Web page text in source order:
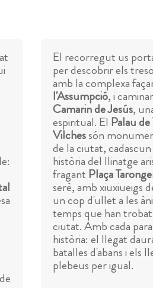
El recorregut us
per descobrir els
amb la complexa
l'Assumpció, i
Camarin de Jesús,
espiritual. El Palau
Vilchessón
de la ciutat,
història del llinatge
fragant Plaça
serè, amb xiuxiueigs
un cop d'ullet a les
temps que han
ciutat. Amb cada
història: el llegat
batalles d'abans i els
plebeus per igual.